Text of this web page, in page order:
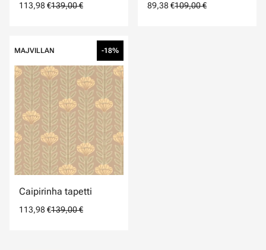
113,98 €139,00 € 89,38 €109,00 €
MAJVILLAN -18%
Caipirinha tapetti
113,98 €139,00 €